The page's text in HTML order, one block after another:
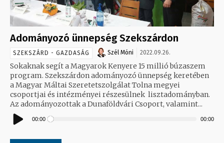
Adományozó ünnepség Szekszárdon
SZEKSZÁRD - GAZDASÁG Szél Móni 2022.09.26.
Sokaknak segít a Magyarok Kenyere 15 millió búzaszem
program. Szekszárdon adományozó ünnepség keretében
a Magyar Máltai Szeretetszolgálat Tolna megyei
csoportjai és intézményei részesülnek lisztadományban.
Az adományozottak a Dunaföldvári Csoport, valamint...
Audió
lejátszó00:00 00:00